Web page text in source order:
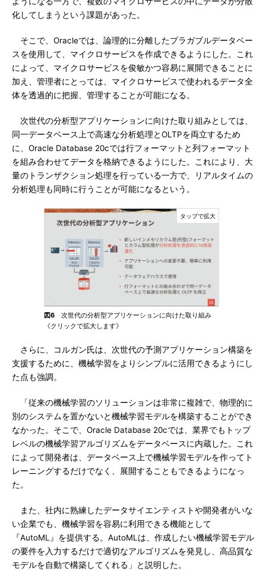
化してしまうという課題があった。
そこで、Oracleでは、論理的に分離したプラガブルデータベー
スを使用して、マイクロサービスを作成できるようにした。これ
によって、マイクロサービスを俊敏かつ容易に展開できることに
加え、管理者にとっては、マイクロサービスで使われるデータ全
体を透過的に把握、管理することが可能になる。
次世代の分析型アプリケーションに向けた取り組みとしては、
同一データベース上で高速な分析処理とOLTPを両立するため
に、Oracle Database 20cでは行フォーマットと列フォーマット
を組み合わせてデータを格納できるようにした。これにより、大
量のトランザクション処理を行っている一方で、リアルタイムの
分析処理も同時に行うことが可能になるという。
図6 次世代の分析型アプリケーションに向けた取り組み
《クリックで拡大します》
さらに、コルガン氏は、次世代の予測アプリケーション構築を
支援するために、機械学習をよりシンプルに活用できるようにし
た点も強調。
「従来の機械学習のソリューションは非常に複雑で、物理的に
別のシステムを置かないと機械学習モデルを構築することができ
なかった。そこで、Oracle Database 20cでは、業界でもトップ
レベルの機械学習アルゴリズムをデータベースに内蔵した。これ
によって開発者は、データベース上で機械学習モデルを作ってト
レーニングするだけでなく、展開することもできるようになっ
た。
また、社内に熟練したデータサイエンティストや開発者がいな
い企業でも、機械学習を容易に利用できる機能として
『AutoML』を提供する。AutoMLは、作成したい機械学習モデル
の要件を入力するだけで適切なアルゴリズムを発見し、高品質な
モデルを自動で構築してくれる」と説明した。